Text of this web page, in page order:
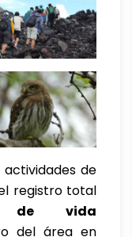
de
registro total
de vida
del área en